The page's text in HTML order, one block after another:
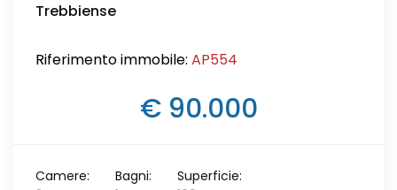
Trebbiense
Riferimento immobile: AP554
€ 90.000
Camere:
Bagni:
Superficie: